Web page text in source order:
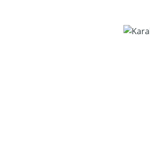
Bildergalerie überspringen